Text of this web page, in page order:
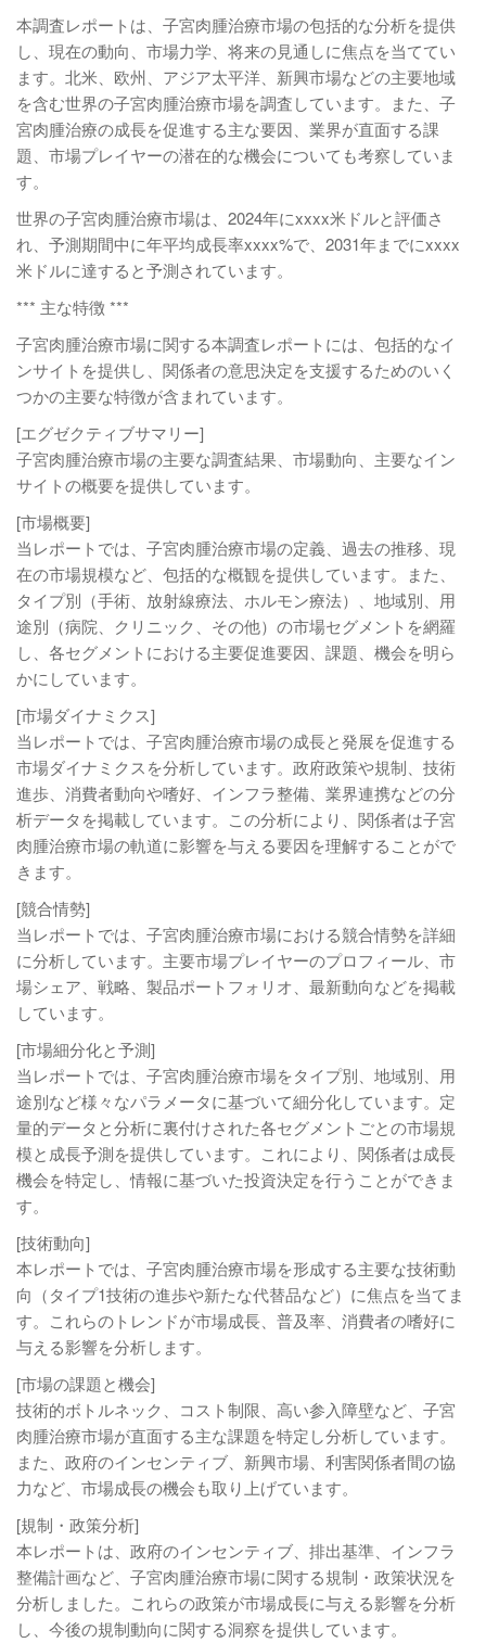
本調査レポートは、子宮肉腫治療市場の包括的な分析を提供
し、現在の動向、市場力学、将来の見通しに焦点を当ててい
ます。北米、欧州、アジア太平洋、新興市場などの主要地域
を含む世界の子宮肉腫治療市場を調査しています。また、子
宮肉腫治療の成長を促進する主な要因、業界が直面する課
題、市場プレイヤーの潜在的な機会についても考察していま
す。
世界の子宮肉腫治療市場は、2024年にxxxx米ドルと評価さ
れ、予測期間中に年平均成長率xxxx%で、2031年までにxxxx
米ドルに達すると予測されています。
*** 主な特徴 ***
子宮肉腫治療市場に関する本調査レポートには、包括的なイ
ンサイトを提供し、関係者の意思決定を支援するためのいく
つかの主要な特徴が含まれています。
[エグゼクティブサマリー]
子宮肉腫治療市場の主要な調査結果、市場動向、主要なイン
サイトの概要を提供しています。
[市場概要]
当レポートでは、子宮肉腫治療市場の定義、過去の推移、現
在の市場規模など、包括的な概観を提供しています。また、
タイプ別（手術、放射線療法、ホルモン療法）、地域別、用
途別（病院、クリニック、その他）の市場セグメントを網羅
し、各セグメントにおける主要促進要因、課題、機会を明ら
かにしています。
[市場ダイナミクス]
当レポートでは、子宮肉腫治療市場の成長と発展を促進する
市場ダイナミクスを分析しています。政府政策や規制、技術
進歩、消費者動向や嗜好、インフラ整備、業界連携などの分
析データを掲載しています。この分析により、関係者は子宮
肉腫治療市場の軌道に影響を与える要因を理解することがで
きます。
[競合情勢]
当レポートでは、子宮肉腫治療市場における競合情勢を詳細
に分析しています。主要市場プレイヤーのプロフィール、市
場シェア、戦略、製品ポートフォリオ、最新動向などを掲載
しています。
[市場細分化と予測]
当レポートでは、子宮肉腫治療市場をタイプ別、地域別、用
途別など様々なパラメータに基づいて細分化しています。定
量的データと分析に裏付けされた各セグメントごとの市場規
模と成長予測を提供しています。これにより、関係者は成長
機会を特定し、情報に基づいた投資決定を行うことができま
す。
[技術動向]
本レポートでは、子宮肉腫治療市場を形成する主要な技術動
向（タイプ1技術の進歩や新たな代替品など）に焦点を当てま
す。これらのトレンドが市場成長、普及率、消費者の嗜好に
与える影響を分析します。
[市場の課題と機会]
技術的ボトルネック、コスト制限、高い参入障壁など、子宮
肉腫治療市場が直面する主な課題を特定し分析しています。
また、政府のインセンティブ、新興市場、利害関係者間の協
力など、市場成長の機会も取り上げています。
[規制・政策分析]
本レポートは、政府のインセンティブ、排出基準、インフラ
整備計画など、子宮肉腫治療市場に関する規制・政策状況を
分析しました。これらの政策が市場成長に与える影響を分析
し、今後の規制動向に関する洞察を提供しています。